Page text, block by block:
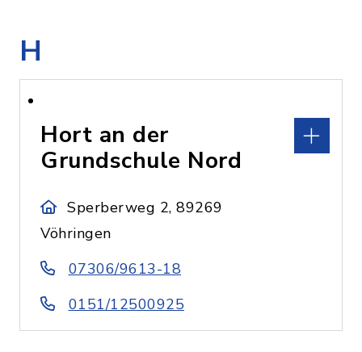
H
Hort an der
Grundschule Nord
Sperberweg 2, 89269
Vöhringen
07306/9613-18
0151/12500925